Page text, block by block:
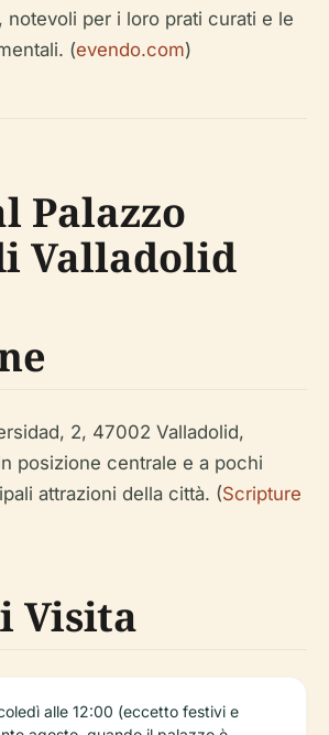
notevoli per i loro prati curati e le
(evendo.com)
Palazzo
Valladolid
2, 47002 Valladolid,
posizione centrale e a pochi
attrazioni della città. (Scripture
Visita
alle 12:00 (eccetto festivi e